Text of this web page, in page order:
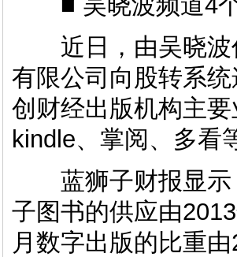
近日，由吴晓波
有限公司向股转系
创财经出版机构主
kindle、掌阅、多看
蓝狮子财报显示
子图书的供应由
月数字出版的比重